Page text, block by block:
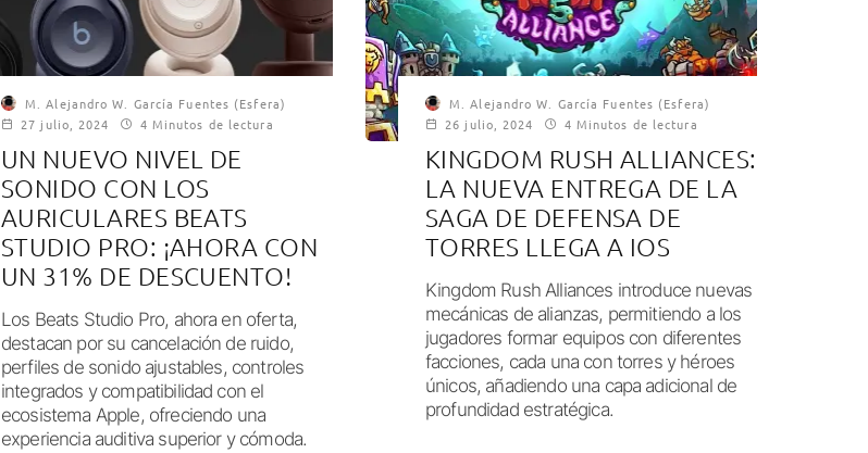
M. Alejandro W. García Fuentes (Esfera)
27 julio, 2024
4 Minutos de lectura
UN NUEVO NIVEL DE
SONIDO CON LOS
AURICULARES BEATS
STUDIO PRO: ¡AHORA CON
UN 31% DE DESCUENTO!
Los Beats Studio Pro, ahora en oferta,
destacan por su cancelación de ruido,
perfiles de sonido ajustables, controles
integrados y compatibilidad con el
ecosistema Apple, ofreciendo una
experiencia auditiva superior y cómoda.
M. Alejandro W. García Fuentes (Esfera)
26 julio, 2024
4 Minutos de lectura
KINGDOM RUSH ALLIANCES:
LA NUEVA ENTREGA DE LA
SAGA DE DEFENSA DE
TORRES LLEGA A IOS
Kingdom Rush Alliances introduce nuevas
mecánicas de alianzas, permitiendo a los
jugadores formar equipos con diferentes
facciones, cada una con torres y héroes
únicos, añadiendo una capa adicional de
profundidad estratégica.